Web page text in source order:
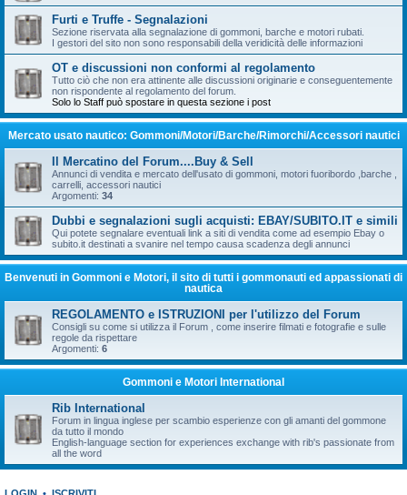
Furti e Truffe - Segnalazioni
Sezione riservata alla segnalazione di gommoni, barche e motori rubati.
I gestori del sito non sono responsabili della veridicità delle informazioni
OT e discussioni non conformi al regolamento
Tutto ciò che non era attinente alle discussioni originarie e conseguentemente
non rispondente al regolamento del forum.
Solo lo Staff può spostare in questa sezione i post
Mercato usato nautico: Gommoni/Motori/Barche/Rimorchi/Accessori nautici
Il Mercatino del Forum....Buy & Sell
Annunci di vendita e mercato dell'usato di gommoni, motori fuoribordo ,barche ,
carrelli, accessori nautici
Argomenti: 34
Dubbi e segnalazioni sugli acquisti: EBAY/SUBITO.IT e simili
Qui potete segnalare eventuali link a siti di vendita come ad esempio Ebay o
subito.it destinati a svanire nel tempo causa scadenza degli annunci
Benvenuti in Gommoni e Motori, il sito di tutti i gommonauti ed appassionati di
nautica
REGOLAMENTO e ISTRUZIONI per l'utilizzo del Forum
Consigli su come si utilizza il Forum , come inserire filmati e fotografie e sulle
regole da rispettare
Argomenti: 6
Gommoni e Motori International
Rib International
Forum in lingua inglese per scambio esperienze con gli amanti del gommone
da tutto il mondo
English-language section for experiences exchange with rib's passionate from
all the word